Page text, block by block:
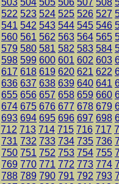
522 523 524 525 526 527
541 542 543 544 545 546
560 561 562 563 564 565
579 580 581 582 583 584
598 599 600 601 602 603
617 618 619 620 621 622
636 637 638 639 640 641
655 656 657 658 659 660
674 675 676 677 678 679
693 694 695 696 697 698
712 713 714 715 716 717
731 732 733 734 735 736
750 751 752 753 754 755
769 770 771 772 773 774
788 789 790 791 792 793